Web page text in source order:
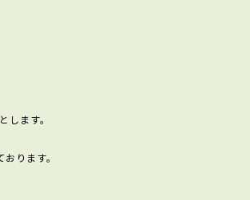
ます。
ります。